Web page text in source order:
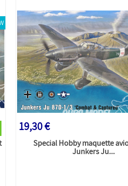
19,30 €
Special Hobby maquette
Junkers Ju...